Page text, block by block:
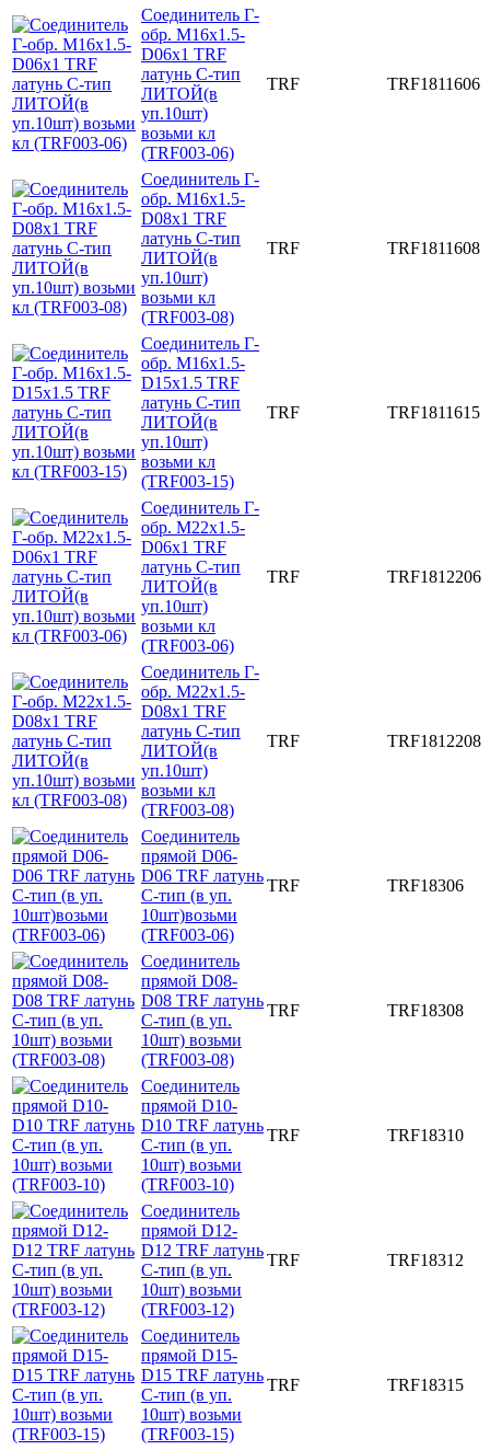
Соединитель Г-
обр. M16x1.5-
D06x1 TRF
латунь C-тип
ЛИТОЙ(в
уп.10шт)
возьми кл
(TRF003-06)
TRF TRF1811606
Соединитель Г-
обр. M16x1.5-
D08x1 TRF
латунь C-тип
ЛИТОЙ(в
уп.10шт)
возьми кл
(TRF003-08)
TRF TRF1811608
Соединитель Г-
обр. M16x1.5-
D15x1.5 TRF
латунь C-тип
ЛИТОЙ(в
уп.10шт)
возьми кл
(TRF003-15)
TRF TRF1811615
Соединитель Г-
обр. M22x1.5-
D06x1 TRF
латунь C-тип
ЛИТОЙ(в
уп.10шт)
возьми кл
(TRF003-06)
TRF TRF1812206
Соединитель Г-
обр. M22x1.5-
D08x1 TRF
латунь C-тип
ЛИТОЙ(в
уп.10шт)
возьми кл
(TRF003-08)
TRF TRF1812208
Соединитель
прямой D06-
D06 TRF латунь
C-тип (в уп.
10шт)возьми
(TRF003-06)
TRF TRF18306
Соединитель
прямой D08-
D08 TRF латунь
C-тип (в уп.
10шт) возьми
(TRF003-08)
TRF TRF18308
Соединитель
прямой D10-
D10 TRF латунь
C-тип (в уп.
10шт) возьми
(TRF003-10)
TRF TRF18310
Соединитель
прямой D12-
D12 TRF латунь
C-тип (в уп.
10шт) возьми
(TRF003-12)
TRF TRF18312
Соединитель
прямой D15-
D15 TRF латунь
C-тип (в уп.
10шт) возьми
(TRF003-15)
TRF TRF18315